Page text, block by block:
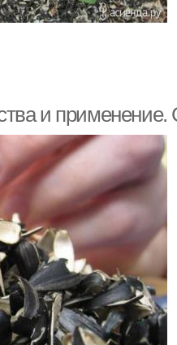
и применение.